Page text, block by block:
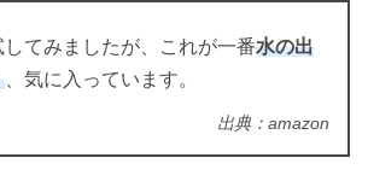
してみましたが、これが一番水の出
、気に入っています。
出典：amazon